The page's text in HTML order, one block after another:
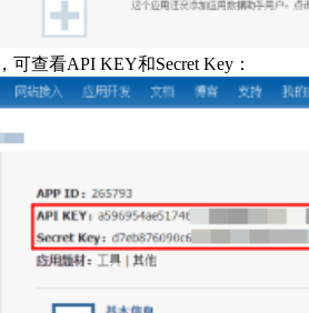
可查看API KEY和Secret Key：